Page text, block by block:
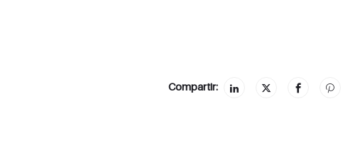
Compartir: